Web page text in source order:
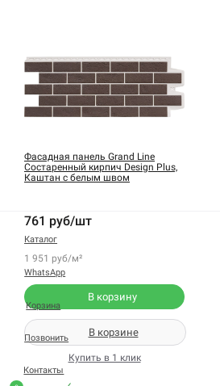
Каталог
WhatsApp
Корзина
Позвонить
Контакты
Фасадная панель Grand Line
Состаренный кирпич Design Plus,
Каштан с белым швом
761 руб/шт
1 951 руб/м²
В корзину
В корзине
Купить в 1 клик